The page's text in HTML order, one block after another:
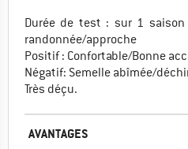
Durée de test : sur 1
randonnée/approche
Positif : Confortable/Bonne
Négatif: Semelle abîmée/
Très déçu.
AVANTAGES